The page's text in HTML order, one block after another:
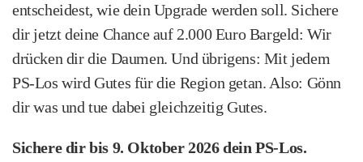
entscheidest, wie dein Upgrade werden soll. Sichere
dir jetzt deine Chance auf 2.000 Euro Bargeld: Wir
drücken dir die Daumen. Und übrigens: Mit jedem
PS-Los wird Gutes für die Region getan. Also: Gönn
dir was und tue dabei gleichzeitig Gutes.
Sichere dir bis 9. Oktober 2026 dein PS-Los.